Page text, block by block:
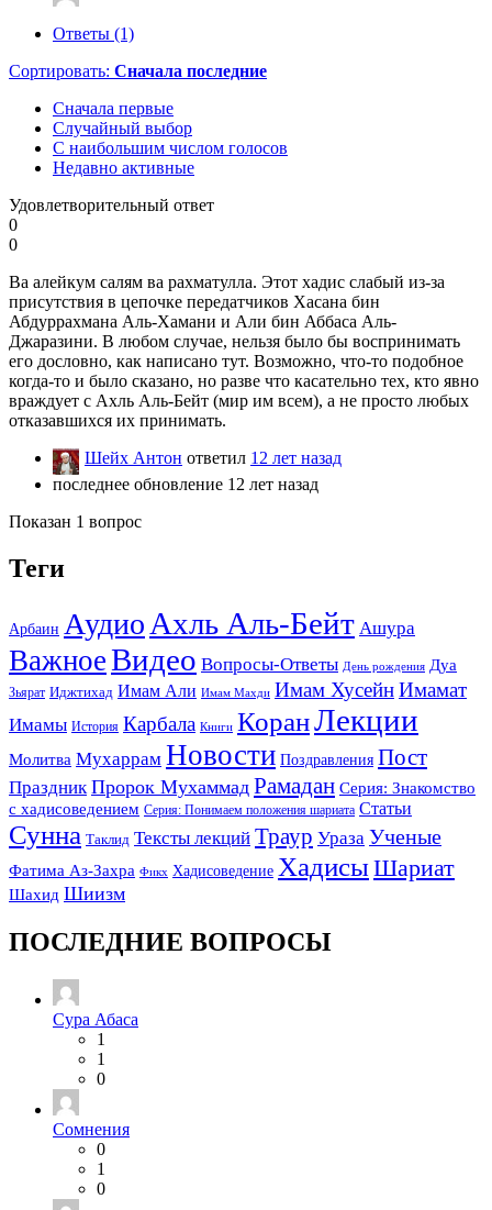
Ответы (1)
Сортировать: Сначала последние
Сначала первые
Случайный выбор
С наибольшим числом голосов
Недавно активные
Удовлетворительный ответ
0
0
Ва алейкум салям ва рахматулла. Этот хадис слабый из-за
присутствия в цепочке передатчиков Хасана бин
Абдуррахмана Аль-Хамани и Али бин Аббаса Аль-
Джаразини. В любом случае, нельзя было бы воспринимать
его дословно, как написано тут. Возможно, что-то подобное
когда-то и было сказано, но разве что касательно тех, кто явно
враждует с Ахль Аль-Бейт (мир им всем), а не просто любых
отказавшихся их принимать.
Шейх Антон ответил 12 лет назад
последнее обновление 12 лет назад
Показан 1 вопрос
Теги
Арбаин Аудио Ахль Аль-Бейт Ашура
ВажноеВидео Вопросы-Ответы День рождения Дуа
Зьярат Иджтихад Имам Али Имам Махди Имам ХусейнИмамат
Имамы История Карбала Книги КоранЛекции
Молитва Мухаррам Новости Поздравления Пост
Праздник Пророк Мухаммад Рамадан Серия: Знакомство
с хадисоведением Серия: Понимаем положения шариата Статьи
Сунна Таклид Тексты лекций Траур Ураза Ученые
Фатима Аз-Захра Фикх Хадисоведение ХадисыШариат
Шахид Шиизм
ПОСЛЕДНИЕ ВОПРОСЫ
Сура Абаса
1
1
0
Сомнения
0
1
0